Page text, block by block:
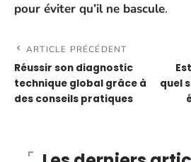
pour éviter qu’il ne bascule.
ARTICLE PRÉCÉDENT
Réussir son diagnostic
technique global grâce à
des conseils pratiques
quel